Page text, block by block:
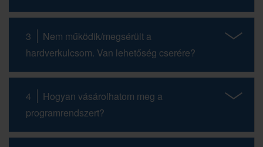
3
Nem működik/megsérült a
hardverkulcsom. Van lehetőség cserére?
4
Hogyan vásárolhatom meg a
programrendszert?